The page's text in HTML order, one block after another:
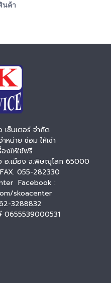
นค้า
เซ็นเตอร์ จำกัด
หน่าย ซ่อม ให้เช่า
องให้ใช้ฟรี
อ.เมือง จ.พิษณุโลก 65000
055-282330
Facebook :
skoacenter
3288832
0655539000531